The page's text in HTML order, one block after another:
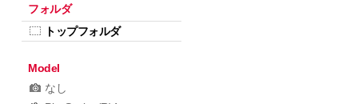
フォルダ
トップフォルダ
Model
なし